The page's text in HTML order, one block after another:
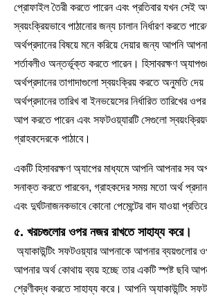
প্রোফাইল তৈরী করতে পারেন এবং প্রতিবার যখন সেই
স্বয়ংক্রিয়ভাবে পাঠানোর জন্য চালান নির্ধারণ করতে
অর্থপ্রদানের বিষয়ে মনে করিয়ে দেয়ার জন্য আপনি
শর্তাবলীও অন্তর্ভূক্ত করতে পারেন। হিসাবরক্ষণ
অর্থপ্রদানের তাগাদাগুলো স্বয়ংক্রিয় করতে অনুমতি
অর্থপ্রদানের তারিখ বা ইনভয়েসের নির্ধারিত তারিখের
আপ করতে পারেন এবং সফটওয়্যারটি সেগুলো
গ্রাহকদেরকে পাঠাবে।
একটি হিসাবরক্ষণ অ্যাপের মাধ্যমে আপনি আপনার সব
সনাক্ত করতে পারবেন, গ্রাহকদের সময় মতো অর্থ
এবং দুর্ঘটনাজনকভাবে কোনো পেমেন্টের বাদ যাওয়া
৫. খরচগুলোর ওপর নজর রাখতে সাহায্য করে।
অ্যাকাউন্টিং সফটওয়্যার আপনাকে আপনার ব্যয়গুলোর
আপনার অর্থ কোথায় ব্যয় হচ্ছে তার একটি স্পষ্ট ছবি
শ্রেণীবদ্ধ করতে সাহায্য করে। আপনি অ্যাকাউন্টিং